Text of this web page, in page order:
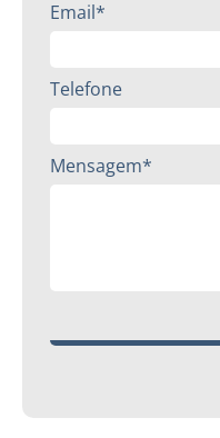
Email*
Telefone
Mensagem*